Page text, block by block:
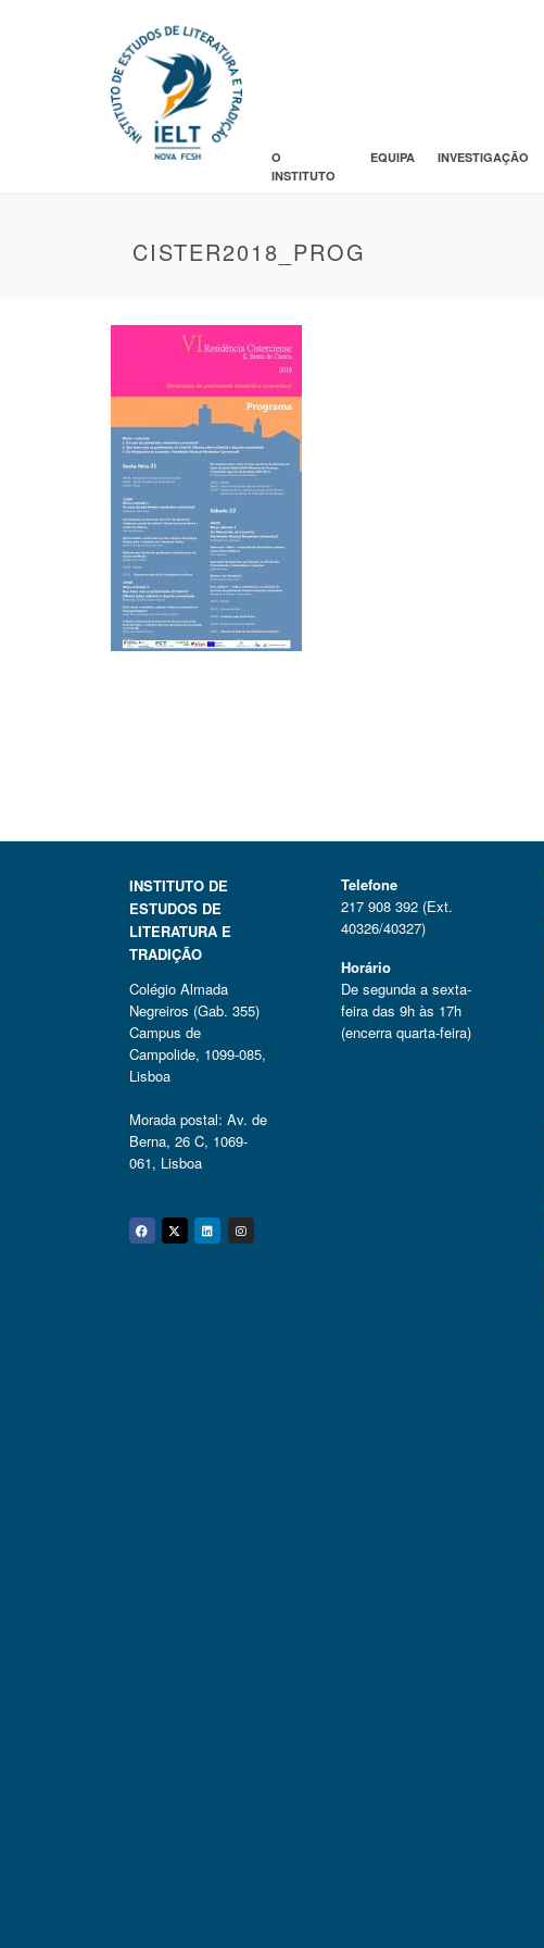
O
INSTITUTO
EQUIPA INVESTIGAÇÃO
CISTER2018_PROG
INSTITUTO DE
ESTUDOS DE
LITERATURA E
TRADIÇÃO
Colégio Almada
Negreiros (Gab. 355)
Campus de
Campolide, 1099-085,
Lisboa
Morada postal: Av. de
Berna, 26 C, 1069-
061, Lisboa
Facebook
Twitter
Linkedin
Instagram
Telefone
217 908 392 (Ext.
40326/40327)
Horário
De segunda a sexta-
feira das 9h às 17h
(encerra quarta-feira)